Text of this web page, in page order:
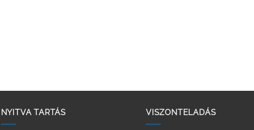
NYITVA TARTÁS VISZONTELADÁS